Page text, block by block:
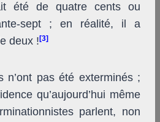
été de quatre cents ou
sept ; en réalité, il a
deux ! [3]
n’ont pas été exterminés ;
qu’aujourd’hui même
parlent, non